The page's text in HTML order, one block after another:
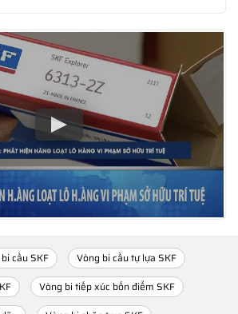
cầu SKF
Vòng bi cầu tự lựa SKF
Vòng bi tiếp xúc bốn điểm SKF